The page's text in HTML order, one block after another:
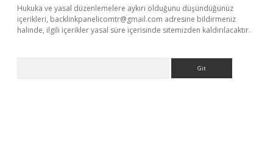
Hukuka ve yasal düzenlemelere aykırı olduğunu düşündüğünüz
içerikleri, backlinkpanelicomtr@gmail.com adresine bildirmeniz
halinde, ilgili içerikler yasal süre içerisinde sitemizden kaldırılacaktır.